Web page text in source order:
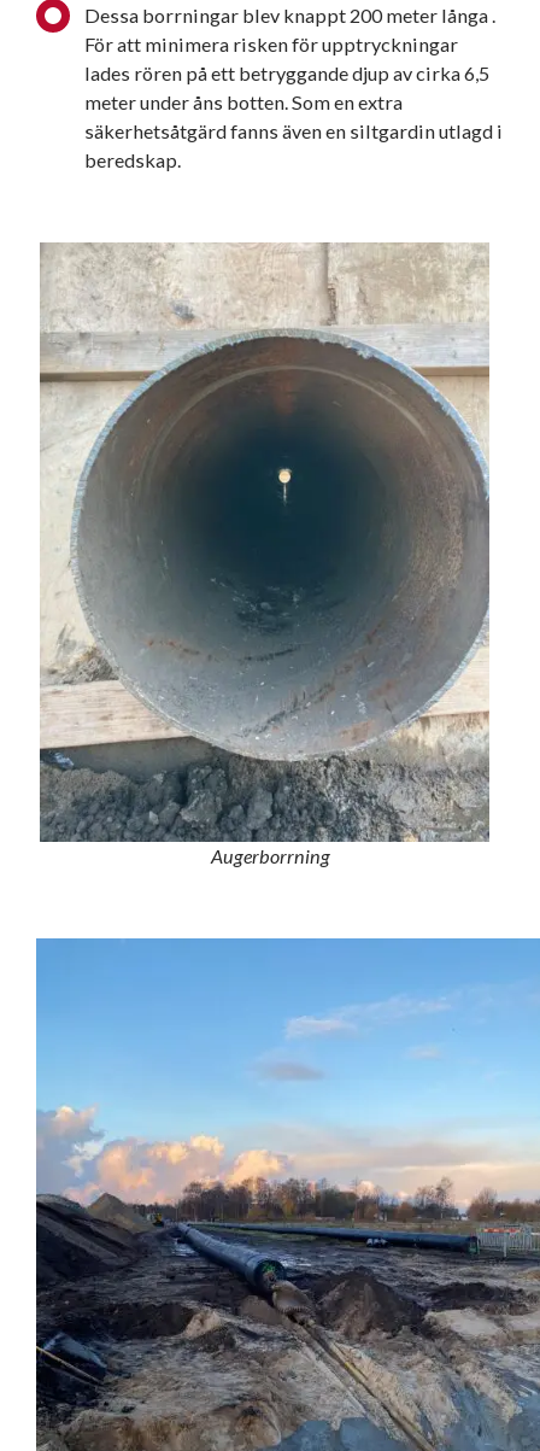
Dessa borrningar blev knappt 200 meter långa .
För att minimera risken för upptryckningar
lades rören på ett betryggande djup av cirka 6,5
meter under åns botten. Som en extra
säkerhetsåtgärd fanns även en siltgardin utlagd i
beredskap.
Augerborrning